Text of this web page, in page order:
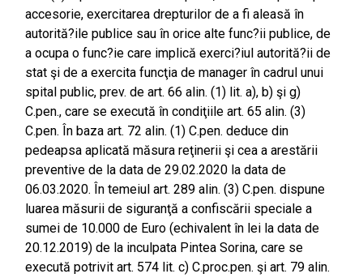
accesorie, exercitarea drepturilor de a fi aleasă în
autorită?ile publice sau în orice alte func?ii publice, de
a ocupa o func?ie care implică exerci?iul autorită?ii de
stat şi de a exercita funcţia de manager în cadrul unui
spital public, prev. de art. 66 alin. (1) lit. a), b) şi g)
C.pen., care se execută în condiţiile art. 65 alin. (3)
C.pen. În baza art. 72 alin. (1) C.pen. deduce din
pedeapsa aplicată măsura reţinerii şi cea a arestării
preventive de la data de 29.02.2020 la data de
06.03.2020. În temeiul art. 289 alin. (3) C.pen. dispune
luarea măsurii de siguranţă a confiscării speciale a
sumei de 10.000 de Euro (echivalent în lei la data de
20.12.2019) de la inculpata Pintea Sorina, care se
execută potrivit art. 574 lit. c) C.proc.pen. şi art. 79 alin.